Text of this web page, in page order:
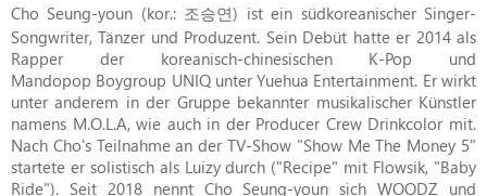
Cho Seung-youn (kor.: 조승연) ist ein südkoreanischer Singer-
Songwriter, Tänzer und Produzent. Sein Debüt hatte er 2014 als
Rapper der koreanisch-chinesischen K-Pop und
Mandopop Boygroup UNIQ unter Yuehua Entertainment. Er wirkt
unter anderem in der Gruppe bekannter musikalischer Künstler
namens M.O.L.A, wie auch in der Producer Crew Drinkcolor mit.
Nach Cho's Teilnahme an der TV-Show "Show Me The Money 5"
startete er solistisch als Luizy durch ("Recipe" mit Flowsik, "Baby
Ride"). Seit 2018 nennt Cho Seung-youn sich WOODZ und